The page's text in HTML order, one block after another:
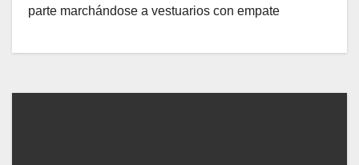
parte marchándose a vestuarios con empate